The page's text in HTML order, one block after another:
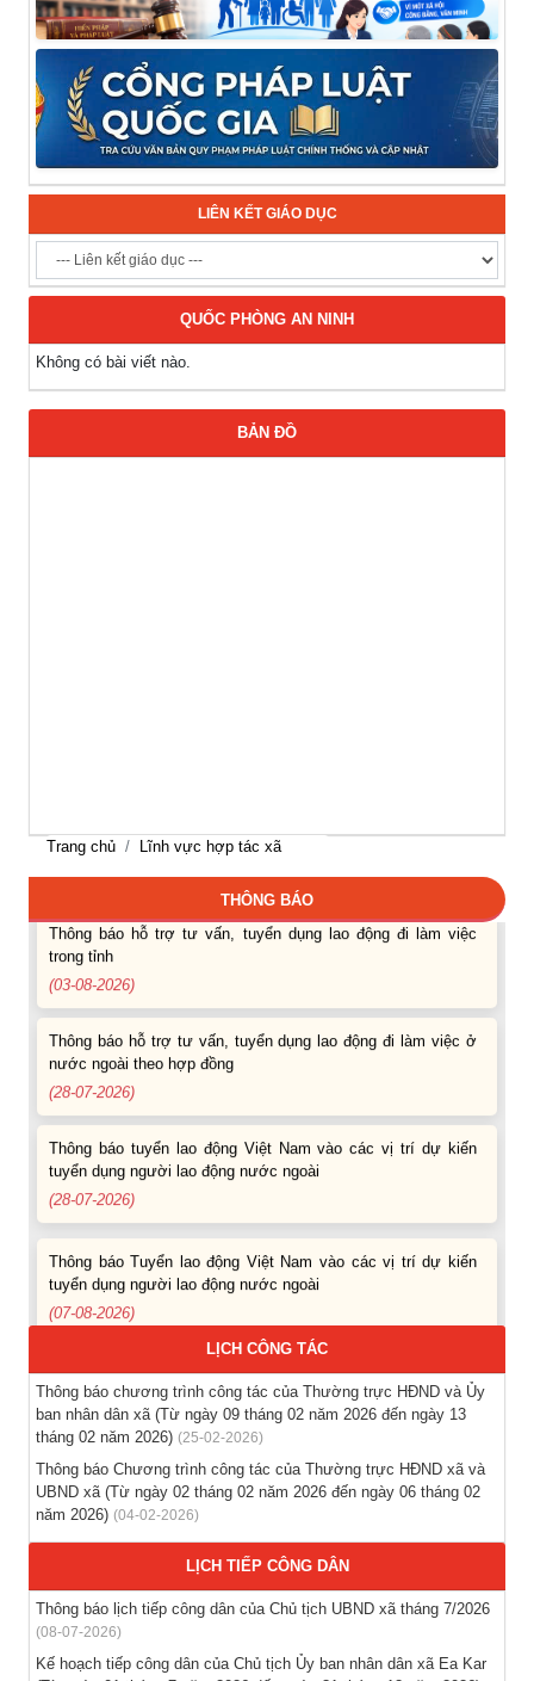
LIÊN KẾT GIÁO DỤC
QUỐC PHÒNG AN NINH
Không có bài viết nào.
BẢN ĐỒ
Trang chủ Lĩnh vực hợp tác xã
THÔNG BÁO
Thông báo các khóa đào tạo năm học 2026-2027
Thông báo hỗ trợ tư vấn, tuyển dụng lao động đi làm việc
trong tỉnh
Thông báo hỗ trợ tư vấn, tuyển dụng lao động đi làm việc ở
nước ngoài theo hợp đồng
Thông báo tuyển lao động Việt Nam vào các vị trí dự kiến
tuyển dụng người lao động nước ngoài
Thông báo Tuyển lao động Việt Nam vào các vị trí dự kiến
tuyển dụng người lao động nước ngoài
Thông báo các khóa đào tạo năm học 2026-2027
(04-08-2026)
Thông báo hỗ trợ tư vấn, tuyển dụng lao động đi làm việc
trong tỉnh
(03-08-2026)
nước ngoài theo hợp đồng
(28-07-2026)
Thông báo tuyển lao động Việt Nam vào các vị trí dự kiến
LỊCH CÔNG TÁC
Thông báo chương trình công tác của Thường trực HĐND và Ủy
ban nhân dân xã (Từ ngày 09 tháng 02 năm 2026 đến ngày 13
tháng 02 năm 2026) (25-02-2026)
Thông báo Chương trình công tác của Thường trực HĐND xã và
UBND xã (Từ ngày 02 tháng 02 năm 2026 đến ngày 06 tháng 02
năm 2026) (04-02-2026)
LỊCH TIẾP CÔNG DÂN
Thông báo lịch tiếp công dân của Chủ tịch UBND xã tháng 7/2026
(08-07-2026)
Kế hoạch tiếp công dân của Chủ tịch Ủy ban nhân dân xã Ea Kar